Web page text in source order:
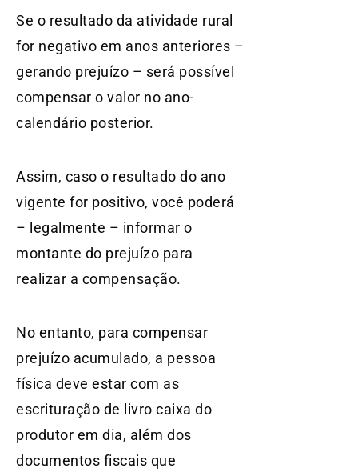
Se o resultado da atividade rural
for negativo em anos anteriores –
gerando prejuízo – será possível
compensar o valor no ano-
calendário posterior.
Assim, caso o resultado do ano
vigente for positivo, você poderá
– legalmente – informar o
montante do prejuízo para
realizar a compensação.
No entanto, para compensar
prejuízo acumulado, a pessoa
física deve estar com as
escrituração de livro caixa do
produtor em dia, além dos
documentos fiscais que